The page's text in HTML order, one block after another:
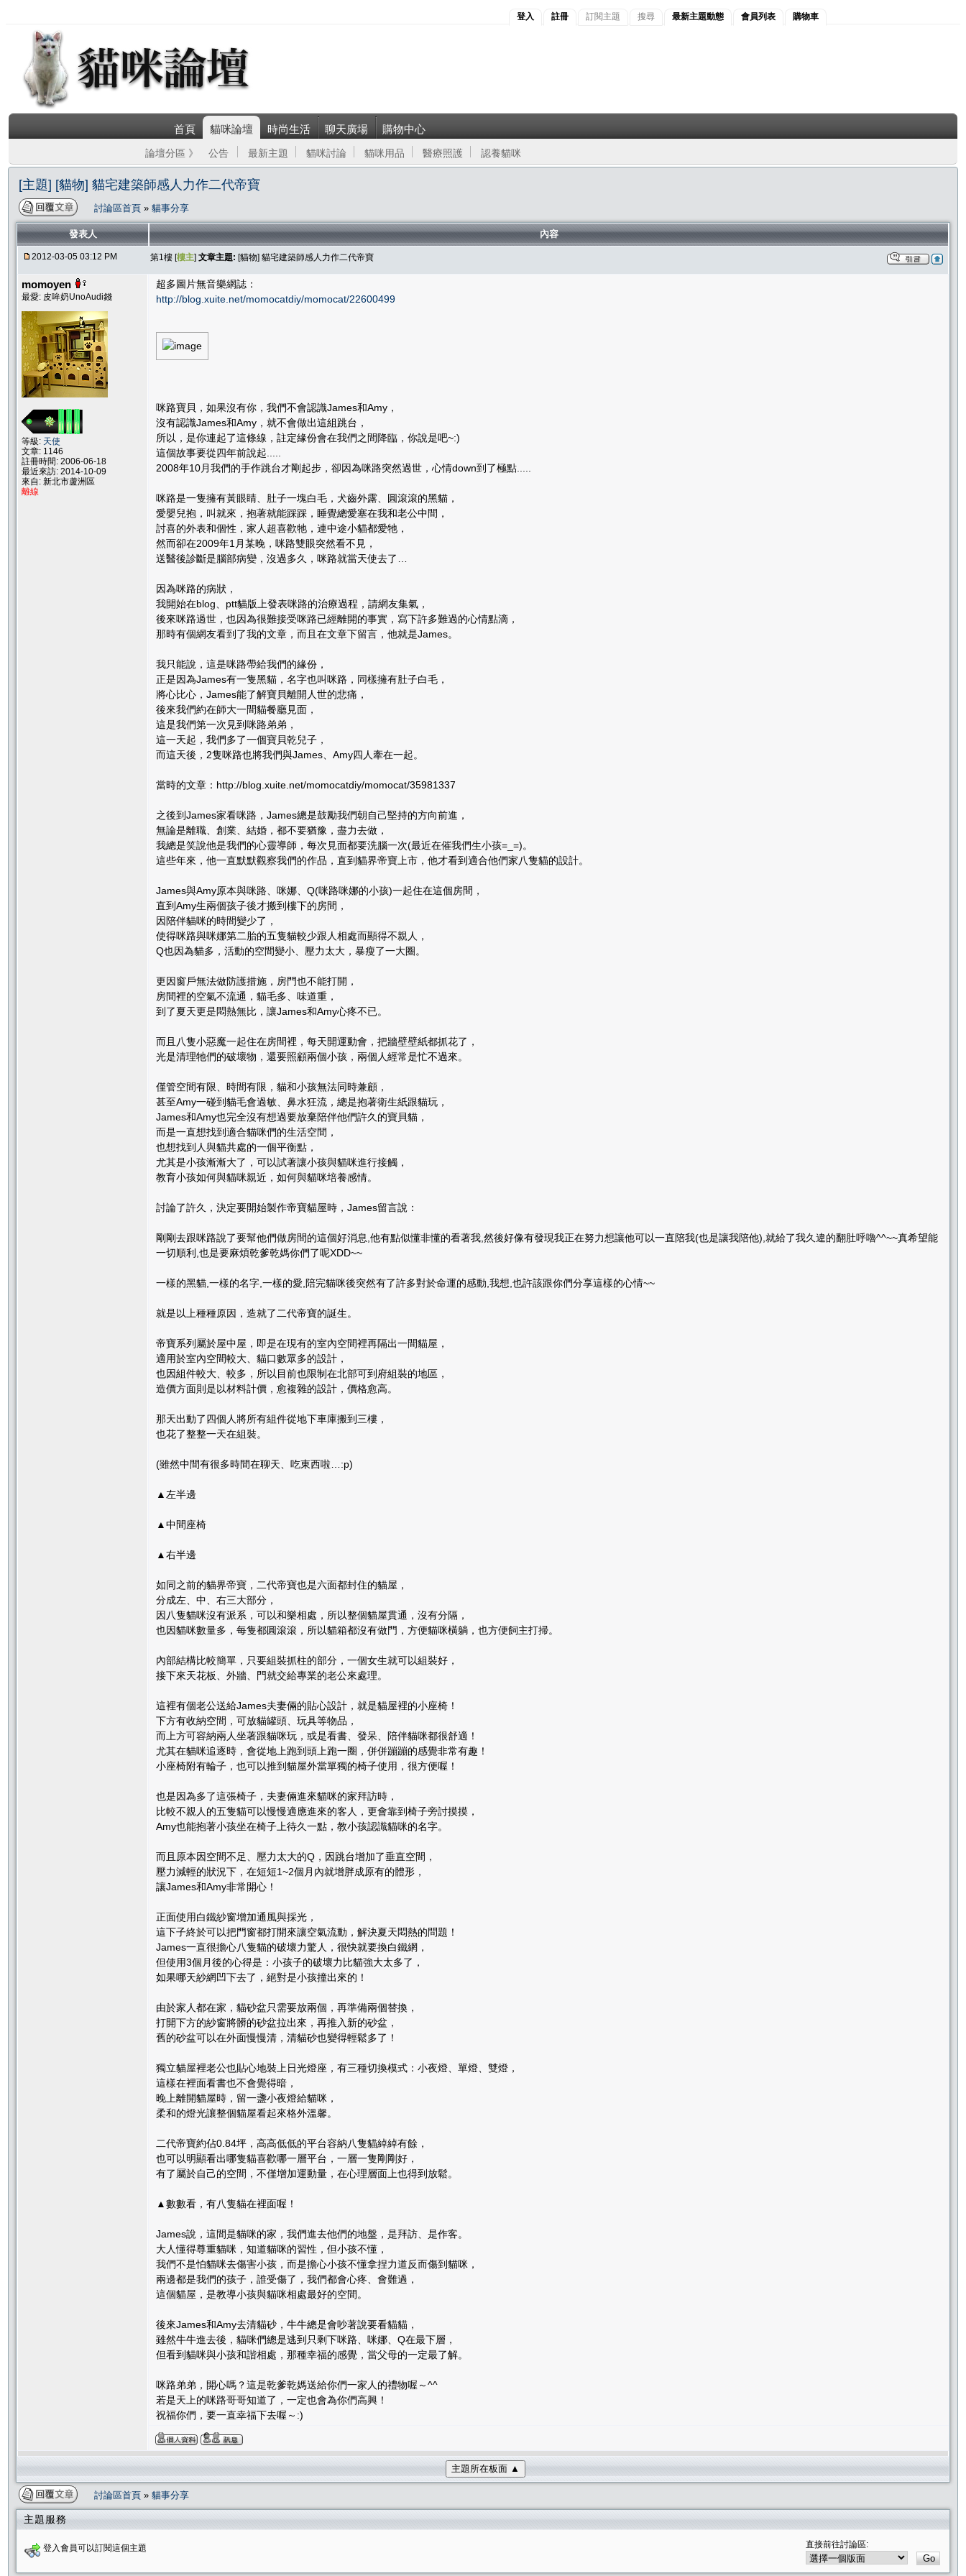
登入 註冊 訂閱主題 搜尋 最新主題動態 會員列表 購物車
首頁 貓咪論壇 時尚生活 聊天廣場 購物中心
論壇分區 》 公告 最新主題 貓咪討論 貓咪用品 醫療照護 認養貓咪
[主題] [貓物] 貓宅建築師感人力作二代帝寶
討論區首頁 » 貓事分享
發表人 內容
2012-03-05 03:12 PM 第1樓 [樓主] 文章主題: [貓物] 貓宅建築師感人力作二代帝寶
momoyen
最愛: 皮哞奶UnoAudi錢
等級: 天使
文章: 1146
註冊時間: 2006-06-18
最近來訪: 2014-10-09
來自: 新北市蘆洲區
離線
超多圖片無音樂網誌：
http://blog.xuite.net/momocatdiy/momocat/22600499
咪路寶貝，如果沒有你，我們不會認識James和Amy，
沒有認識James和Amy，就不會做出這組跳台，
所以，是你連起了這條線，註定緣份會在我們之間降臨，你說是吧~:)
這個故事要從四年前說起.....
2008年10月我們的手作跳台才剛起步，卻因為咪路突然過世，心情down到了極點.....
咪路是一隻擁有黃眼睛、肚子一塊白毛，犬齒外露、圓滾滾的黑貓，
愛嬰兒抱，叫就來，抱著就能踩踩，睡覺總愛塞在我和老公中間，
討喜的外表和個性，家人超喜歡牠，連中途小貓都愛牠，
然而卻在2009年1月某晚，咪路雙眼突然看不見，
送醫後診斷是腦部病變，沒過多久，咪路就當天使去了…
因為咪路的病狀，
我開始在blog、ptt貓版上發表咪路的治療過程，請網友集氣，
後來咪路過世，也因為很難接受咪路已經離開的事實，寫下許多難過的心情點滴，
那時有個網友看到了我的文章，而且在文章下留言，他就是James。
我只能說，這是咪路帶給我們的緣份，
正是因為James有一隻黑貓，名字也叫咪路，同樣擁有肚子白毛，
將心比心，James能了解寶貝離開人世的悲痛，
後來我們約在師大一間貓餐廳見面，
這是我們第一次見到咪路弟弟，
這一天起，我們多了一個寶貝乾兒子，
而這天後，2隻咪路也將我們與James、Amy四人牽在一起。
當時的文章：http://blog.xuite.net/momocatdiy/momocat/35981337
之後到James家看咪路，James總是鼓勵我們朝自己堅持的方向前進，
無論是離職、創業、結婚，都不要猶豫，盡力去做，
我總是笑說他是我們的心靈導師，每次見面都要洗腦一次(最近在催我們生小孩=_=)。
這些年來，他一直默默觀察我們的作品，直到貓界帝寶上市，他才看到適合他們家八隻貓的設計。
James與Amy原本與咪路、咪娜、Q(咪路咪娜的小孩)一起住在這個房間，
直到Amy生兩個孩子後才搬到樓下的房間，
因陪伴貓咪的時間變少了，
使得咪路與咪娜第二胎的五隻貓較少跟人相處而顯得不親人，
Q也因為貓多，活動的空間變小、壓力太大，暴瘦了一大圈。
更因窗戶無法做防護措施，房門也不能打開，
房間裡的空氣不流通，貓毛多、味道重，
到了夏天更是悶熱無比，讓James和Amy心疼不已。
而且八隻小惡魔一起住在房間裡，每天開運動會，把牆壁壁紙都抓花了，
光是清理牠們的破壞物，還要照顧兩個小孩，兩個人經常是忙不過來。
僅管空間有限、時間有限，貓和小孩無法同時兼顧，
甚至Amy一碰到貓毛會過敏、鼻水狂流，總是抱著衛生紙跟貓玩，
James和Amy也完全沒有想過要放棄陪伴他們許久的寶貝貓，
而是一直想找到適合貓咪們的生活空間，
也想找到人與貓共處的一個平衡點，
尤其是小孩漸漸大了，可以試著讓小孩與貓咪進行接觸，
教育小孩如何與貓咪親近，如何與貓咪培養感情。
討論了許久，決定要開始製作帝寶貓屋時，James留言說：
剛剛去跟咪路說了要幫他們做房間的這個好消息,他有點似懂非懂的看著我,然後好像有發現我正在努力想讓他可以一直陪我(也是讓我陪他),就給了我久違的翻肚呼嚕^^~~真希望能
一切順利,也是要麻煩乾爹乾媽你們了呢XDD~~
一樣的黑貓,一樣的名字,一樣的愛,陪完貓咪後突然有了許多對於命運的感動,我想,也許該跟你們分享這樣的心情~~
就是以上種種原因，造就了二代帝寶的誕生。
帝寶系列屬於屋中屋，即是在現有的室內空間裡再隔出一間貓屋，
適用於室內空間較大、貓口數眾多的設計，
也因組件較大、較多，所以目前也限制在北部可到府組裝的地區，
造價方面則是以材料計價，愈複雜的設計，價格愈高。
那天出動了四個人將所有組件從地下車庫搬到三樓，
也花了整整一天在組裝。
(雖然中間有很多時間在聊天、吃東西啦…:p)
▲左半邊
▲中間座椅
▲右半邊
如同之前的貓界帝寶，二代帝寶也是六面都封住的貓屋，
分成左、中、右三大部分，
因八隻貓咪沒有派系，可以和樂相處，所以整個貓屋貫通，沒有分隔，
也因貓咪數量多，每隻都圓滾滾，所以貓箱都沒有做門，方便貓咪橫躺，也方便飼主打掃。
內部結構比較簡單，只要組裝抓柱的部分，一個女生就可以組裝好，
接下來天花板、外牆、門就交給專業的老公來處理。
這裡有個老公送給James夫妻倆的貼心設計，就是貓屋裡的小座椅！
下方有收納空間，可放貓罐頭、玩具等物品，
而上方可容納兩人坐著跟貓咪玩，或是看書、發呆、陪伴貓咪都很舒適！
尤其在貓咪追逐時，會從地上跑到頭上跑一圈，併併蹦蹦的感覺非常有趣！
小座椅附有輪子，也可以推到貓屋外當單獨的椅子使用，很方便喔！
也是因為多了這張椅子，夫妻倆進來貓咪的家拜訪時，
比較不親人的五隻貓可以慢慢適應進來的客人，更會靠到椅子旁討摸摸，
Amy也能抱著小孩坐在椅子上待久一點，教小孩認識貓咪的名字。
而且原本因空間不足、壓力太大的Q，因跳台增加了垂直空間，
壓力減輕的狀況下，在短短1~2個月內就增胖成原有的體形，
讓James和Amy非常開心！
正面使用白鐵紗窗增加通風與採光，
這下子終於可以把門窗都打開來讓空氣流動，解決夏天悶熱的問題！
James一直很擔心八隻貓的破壞力驚人，很快就要換白鐵網，
但使用3個月後的心得是：小孩子的破壞力比貓強大太多了，
如果哪天紗網凹下去了，絕對是小孩撞出來的！
由於家人都在家，貓砂盆只需要放兩個，再準備兩個替換，
打開下方的紗窗將髒的砂盆拉出來，再推入新的砂盆，
舊的砂盆可以在外面慢慢清，清貓砂也變得輕鬆多了！
獨立貓屋裡老公也貼心地裝上日光燈座，有三種切換模式：小夜燈、單燈、雙燈，
這樣在裡面看書也不會覺得暗，
晚上離開貓屋時，留一盞小夜燈給貓咪，
柔和的燈光讓整個貓屋看起來格外溫馨。
二代帝寶約佔0.84坪，高高低低的平台容納八隻貓綽綽有餘，
也可以明顯看出哪隻貓喜歡哪一層平台，一層一隻剛剛好，
有了屬於自己的空間，不僅增加運動量，在心理層面上也得到放鬆。
▲數數看，有八隻貓在裡面喔！
James說，這間是貓咪的家，我們進去他們的地盤，是拜訪、是作客。
大人懂得尊重貓咪，知道貓咪的習性，但小孩不懂，
我們不是怕貓咪去傷害小孩，而是擔心小孩不懂拿捏力道反而傷到貓咪，
兩邊都是我們的孩子，誰受傷了，我們都會心疼、會難過，
這個貓屋，是教導小孩與貓咪相處最好的空間。
後來James和Amy去清貓砂，牛牛總是會吵著說要看貓貓，
雖然牛牛進去後，貓咪們總是逃到只剩下咪路、咪娜、Q在最下層，
但看到貓咪與小孩和諧相處，那種幸福的感覺，當父母的一定最了解。
咪路弟弟，開心嗎？這是乾爹乾媽送給你們一家人的禮物喔～^^
若是天上的咪路哥哥知道了，一定也會為你們高興！
祝福你們，要一直幸福下去喔～:)
主題所在板面 ▲
討論區首頁 » 貓事分享
主題服務
登入會員可以訂閱這個主題 直接前往討論區: